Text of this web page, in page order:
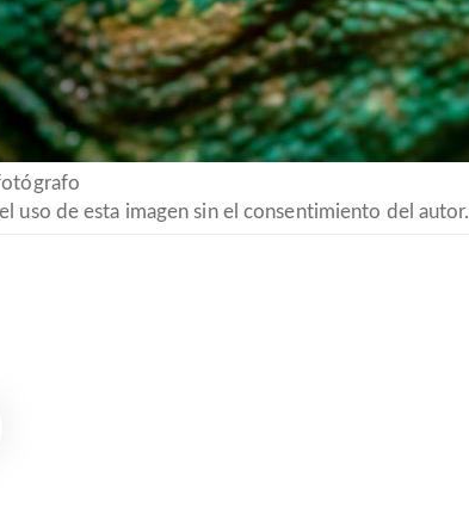
uso de esta imagen sin el consentimiento del autor.